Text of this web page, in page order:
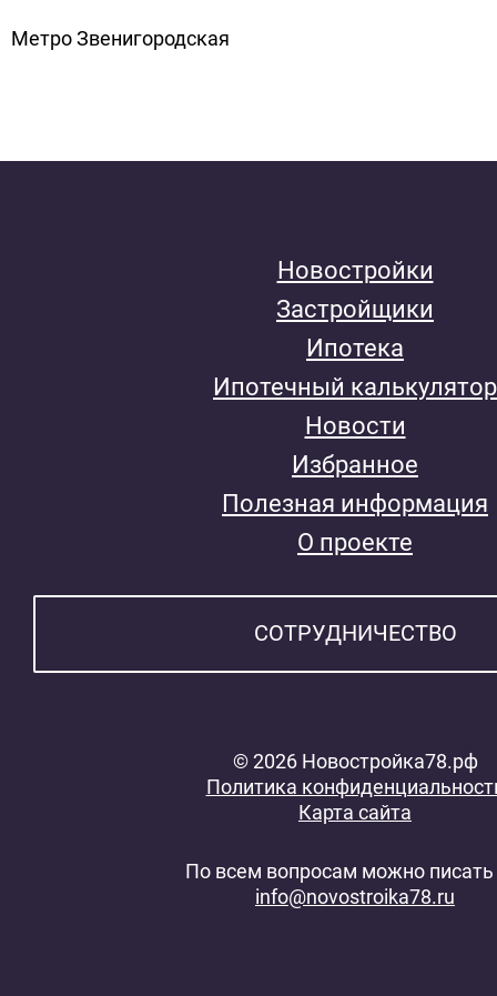
Метро Звенигородская
Новостройки
Застройщики
Ипотека
Ипотечный калькулятор
Новости
Избранное
Полезная информация
О проекте
СОТРУДНИЧЕСТВО
© 2026 Новостройка78.рф
Политика
Карта сайта
По всем вопросам можно писать
info@novostroika78.ru